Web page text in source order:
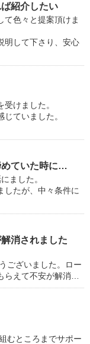
紹介したい
て色々と提案頂けま
明して下さり、安心
けました。
ていました。
めていた時に…
ました。
したが、中々条件に
消されました
ございました。ロー
らえて不安が解消…
むところまでサポー